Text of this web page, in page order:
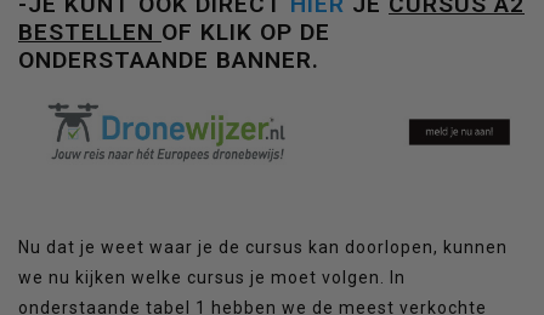
BESTELLEN OF KLIK OP DE
ONDERSTAANDE BANNER.
Nu dat je weet waar je de cursus kan doorlopen, kunnen
we nu kijken welke cursus je moet volgen. In
onderstaande tabel 1 hebben we de meest verkochte